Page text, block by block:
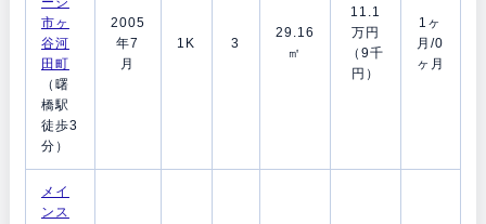
市ヶ
谷河
田町
（曙
橋駅
徒歩3
分）
2005
年7
月
1K 3
29.16
㎡
11.1
万円
（9千
円）
1ヶ
月/0
ヶ月
メイ
ンス